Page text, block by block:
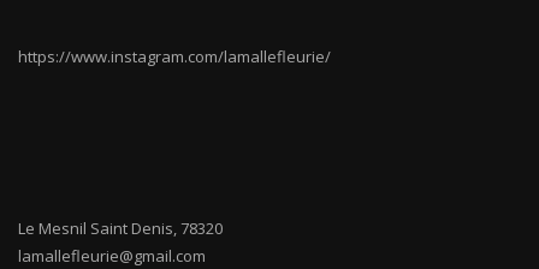
https://www.instagram.com/lamallefleurie/
Le Mesnil Saint Denis,78320
lamallefleurie@gmail.com